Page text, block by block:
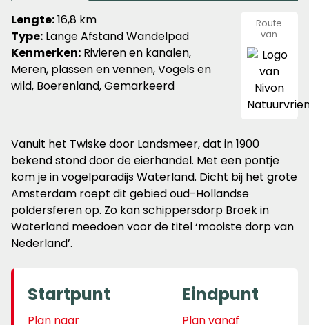
Lengte:16,8 km
Type: Lange Afstand Wandelpad
Kenmerken: Rivieren en kanalen,
Meren, plassen en vennen, Vogels en
wild, Boerenland, Gemarkeerd
Route
van
Vanuit het Twiske door Landsmeer, dat in 1900
bekend stond door de eierhandel. Met een pontje
kom je in vogelparadijs Waterland. Dicht bij het grote
Amsterdam roept dit gebied oud-Hollandse
poldersferen op. Zo kan schippersdorp Broek in
Waterland meedoen voor de titel ‘mooiste dorp van
Nederland’.
Startpunt
Plan naar
Eindpunt
Plan vanaf